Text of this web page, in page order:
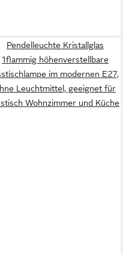
Pendelleuchte Kristallglas
1flammig höhenverstellbare
im modernen E27,
Leuchtmittel, geeignet für
Wohnzimmer und Küche